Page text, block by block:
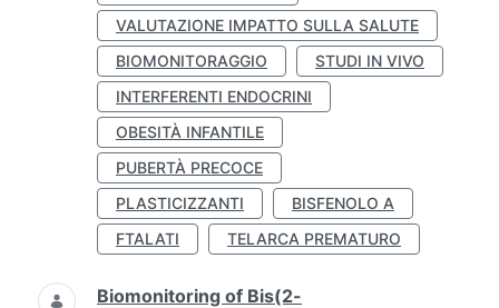
VALUTAZIONE IMPATTO SULLA SALUTE
BIOMONITORAGGIO
STUDI IN VIVO
INTERFERENTI ENDOCRINI
OBESITÀ INFANTILE
PUBERTÀ PRECOCE
PLASTICIZZANTI
BISFENOLO A
FTALATI
TELARCA PREMATURO
Biomonitoring of Bis(2-